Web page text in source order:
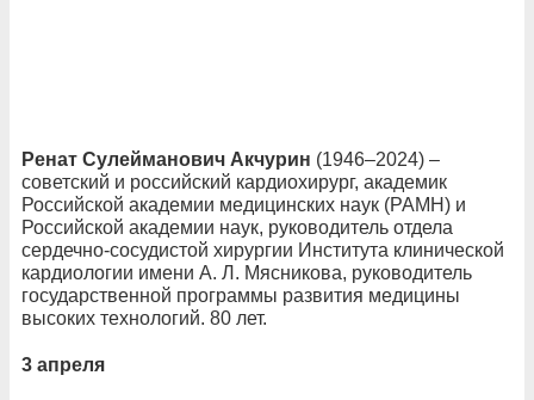
Ренат Сулейманович Акчурин (1946–2024) –
советский и российский кардиохирург, академик
Российской академии медицинских наук (РАМН) и
Российской академии наук, руководитель отдела
сердечно-сосудистой хирургии Института клинической
кардиологии имени А. Л. Мясникова, руководитель
государственной программы развития медицины
высоких технологий. 80 лет.
3 апреля